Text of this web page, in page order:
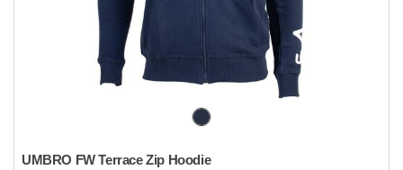
UMBRO FW Terrace Zip Hoodie